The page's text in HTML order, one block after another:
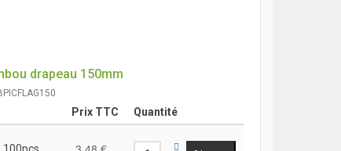
drapeau 150mm
Prix TTC Quantité
100pcs